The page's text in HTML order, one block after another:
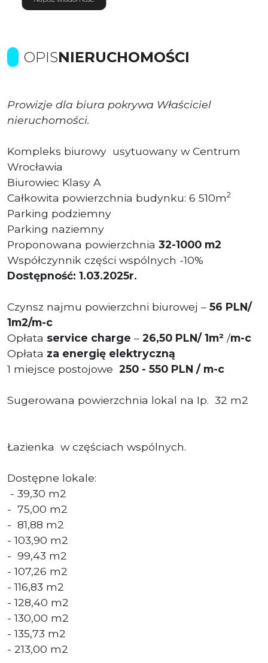
OPISNIERUCHOMOŚCI
Prowizje dla biura pokrywa Właściciel
nieruchomości.
Kompleks biurowy usytuowany w Centrum
Wrocławia
Biurowiec Klasy A
Całkowita powierzchnia budynku: 6 510m2
Parking podziemny
Parking naziemny
Proponowana powierzchnia 32-1000 m2
Współczynnik części wspólnych -10%
Dostępność: 1.03.2025r.
Czynsz najmu powierzchni biurowej – 56 PLN/
1m2/m-c
Opłata service charge – 26,50 PLN/ 1m² /m-c
Opłata za energię elektryczną
1 miejsce postojowe 250 - 550 PLN / m-c
Sugerowana powierzchnia lokal na Ip. 32 m2
Łazienka w częściach wspólnych.
Dostępne lokale:
- 39,30 m2
- 75,00 m2
- 81,88 m2
- 103,90 m2
- 99,43 m2
- 107,26 m2
- 116,83 m2
- 128,40 m2
- 130,00 m2
- 135,73 m2
- 213,00 m2